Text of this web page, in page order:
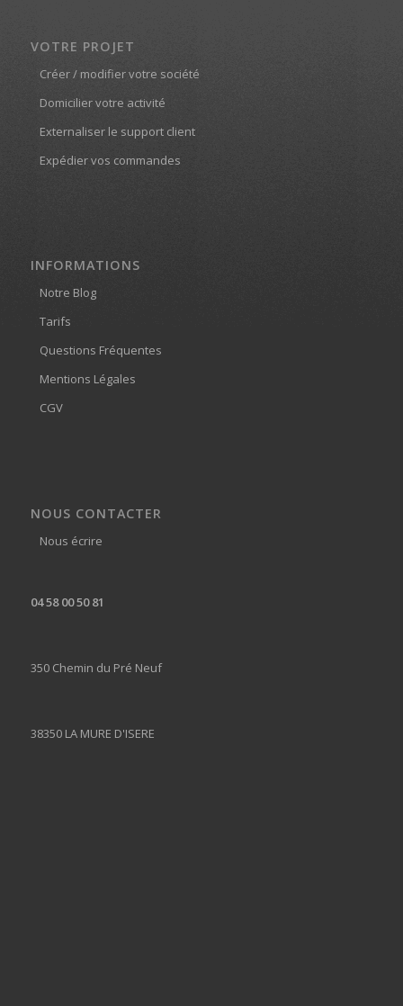
VOTRE PROJET
Créer / modifier votre société
Domicilier votre activité
Externaliser le support client
Expédier vos commandes
INFORMATIONS
Notre Blog
Tarifs
Questions Fréquentes
Mentions Légales
CGV
NOUS CONTACTER
Nous écrire
04 58 00 50 81
350 Chemin du Pré Neuf
38350 LA MURE D'ISERE